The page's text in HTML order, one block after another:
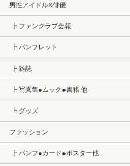
男性アイドル&俳優
┣ ファンクラブ会報
┣ パンフレット
┣ 雑誌
┣ 写真集●ムック●書籍 他
┗ グッズ
ファッション
┣ パンフ●カード●ポスター他